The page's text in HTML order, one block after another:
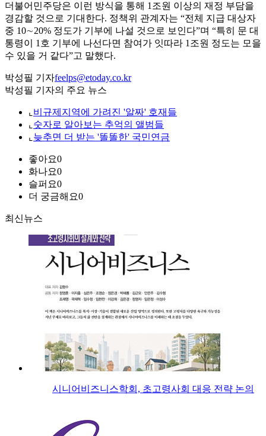
더불어민주당은 이런 방식을 통해 1조원 이상의 재정 부담을
경감할 것으로 기대한다. 정책위 관계자는 “전체 지급 대상자
중 10∼20% 정도가 기부에 나설 것으로 보인다”며 “특히 문 대
통령이 1호 기부에 나선다면 참여가 잇따라 1조원 정도는 모을
수 있을 거 같다”고 말했다.
박성필 기자feelps@etoday.co.kr
박성필 기자의 주요 뉴스
⌞ 비규제지역에 가려진 '알짜' 호재들
⌞ 숫자로 알아보는 추억의 앨범들
⌞ 늦추면 더 받는 '똘똘한' 국민연금
좋아요0
화나요0
슬퍼요0
더 궁금해요0
최신뉴스
시니어비즈니스학회, 초고령사회 대응 전략 논의